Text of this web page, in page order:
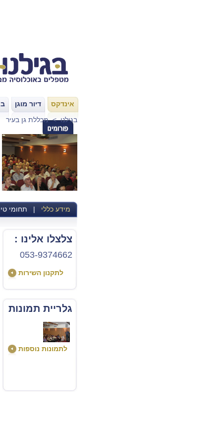
אינדקס דיור מוגן
בגילנו>מכללת גן בעיר
מידע כללי | תחומי
צלצלו אלינו :
053-9374662
לתקנון השירות
גלריית תמונות
לתמונות נוספות